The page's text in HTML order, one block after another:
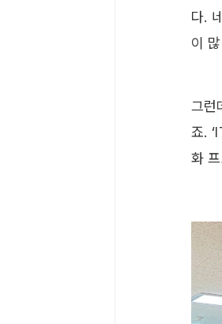
다.
이
그런
죠.
화